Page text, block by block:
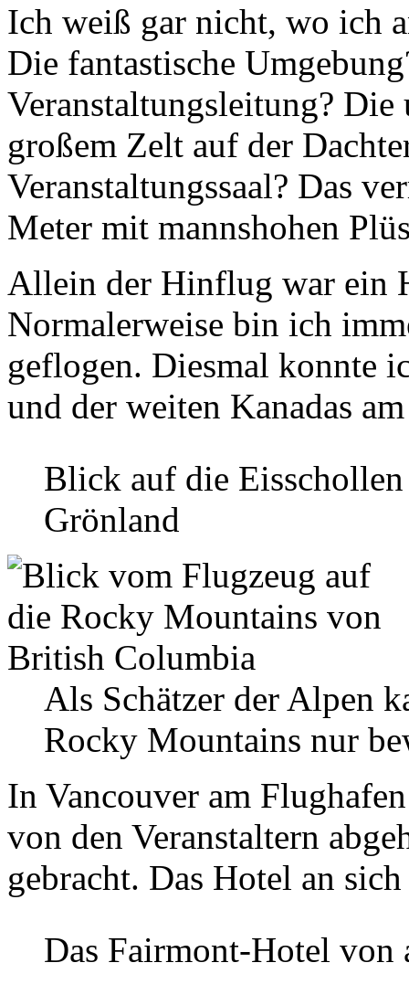
Ich weiß gar nicht, wo ich
Die fantastische
Veranstaltungsleitung?
großem Zelt auf der
Veranstaltungssaal? Das
Meter mit mannshohen
Allein der Hinflug war ein
Normalerweise bin ich
geflogen. Diesmal konnte
und der weiten Kanadas
Blick auf die
Grönland
Als Schätzer der Alpen
Rocky Mountains nur
In Vancouver am
von den Veranstaltern
gebracht. Das Hotel an
Das Fairmont-Hotel von